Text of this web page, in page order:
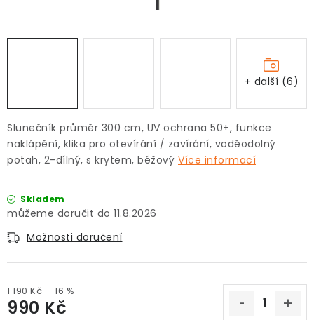
Slunečník průměr 300 cm, UV ochrana 50+, funkce
naklápění, klika pro otevírání / zavírání, voděodolný
potah, 2-dílný, s krytem, béžový Více informací
Skladem
11.8.2026
Možnosti doručení
1 190 Kč –16 %
990 Kč
+ další (6)